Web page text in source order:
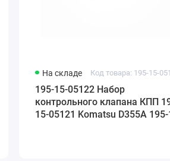
На складе Код товара: 195-15-
195-15-05122 Набор
контрольного клапана КПП
15-05121 Komatsu D355A